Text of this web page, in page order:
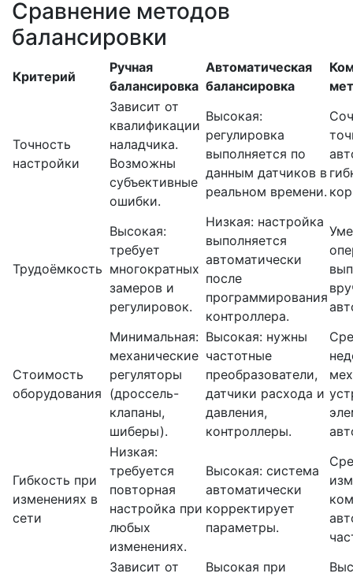
Сравнение методов
балансировки
Критерий
Ручная
балансировка
Автоматическая
балансировка
Точность
настройки
Зависит от
квалификации
наладчика.
Возможны
субъективные
ошибки.
Высокая:
регулировка
выполняется по
данным датчиков в
реальном времени.
Трудоёмкость
Высокая:
требует
многократных
замеров и
регулировок.
Низкая: настройка
выполняется
автоматически
после
программирования
контроллера.
Стоимость
оборудования
Минимальная:
механические
регуляторы
(дроссель-
клапаны,
шиберы).
Высокая: нужны
частотные
преобразователи,
датчики расхода и
давления,
контроллеры.
Гибкость при
изменениях в
сети
Низкая:
требуется
повторная
настройка при
любых
изменениях.
Высокая: система
автоматически
корректирует
параметры.
Зависит от
Высокая при